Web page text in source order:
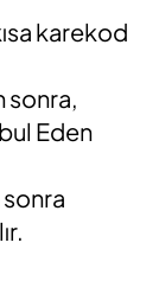
karekod
sonra,
Eden